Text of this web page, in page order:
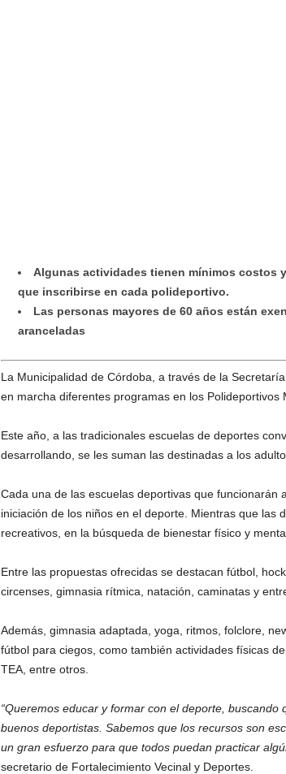
Algunas actividades tienen mínimos costos
que inscribirse en cada polideportivo.
Las personas mayores de 60 años están
aranceladas
La Municipalidad de Córdoba, a través de la
en marcha diferentes programas en los Polideportivos
Este año, a las tradicionales escuelas de deportes
desarrollando, se les suman las destinadas a los
Cada una de las escuelas deportivas que funcionarán
iniciación de los niños en el deporte. Mientras que las
recreativos, en la búsqueda de bienestar físico y
Entre las propuestas ofrecidas se destacan fútbol,
circenses, gimnasia rítmica, natación, caminatas y
Además, gimnasia adaptada, yoga, ritmos, folclore,
fútbol para ciegos, como también actividades físicas
TEA, entre otros.
“Queremos educar y formar con el deporte,
buenos deportistas. Sabemos que los recursos son
un gran esfuerzo para que todos puedan practicar
secretario de Fortalecimiento Vecinal y Deportes.